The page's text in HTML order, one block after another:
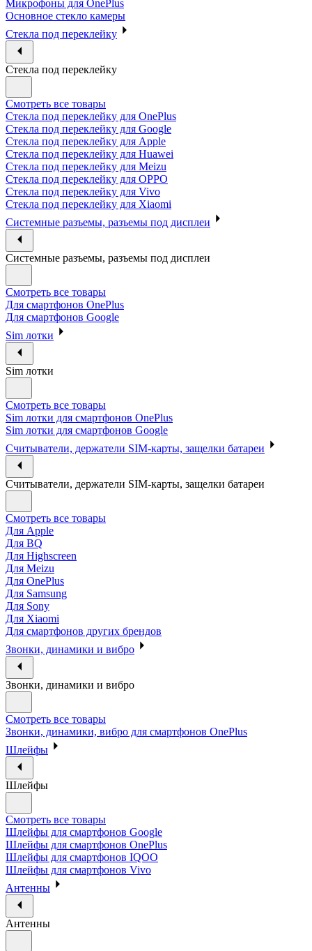
Микрофоны для OnePlus
Основное стекло камеры
Стекла под переклейку
Стекла под переклейку
Смотреть все товары
Стекла под переклейку для OnePlus
Стекла под переклейку для Google
Стекла под переклейку для Apple
Стекла под переклейку для Huawei
Стекла под переклейку для Meizu
Стекла под переклейку для OPPO
Стекла под переклейку для Vivo
Стекла под переклейку для Xiaomi
Системные разъемы, разъемы под дисплеи
Системные разъемы, разъемы под дисплеи
Смотреть все товары
Для смартфонов OnePlus
Для смартфонов Google
Sim лотки
Sim лотки
Смотреть все товары
Sim лотки для смартфонов OnePlus
Sim лотки для смартфонов Google
Считыватели, держатели SIM-карты, защелки батареи
Считыватели, держатели SIM-карты, защелки батареи
Смотреть все товары
Для Apple
Для BQ
Для Highscreen
Для Meizu
Для OnePlus
Для Samsung
Для Sony
Для Xiaomi
Для смартфонов других брендов
Звонки, динамики и вибро
Звонки, динамики и вибро
Смотреть все товары
Звонки, динамики, вибро для смартфонов OnePlus
Шлейфы
Шлейфы
Смотреть все товары
Шлейфы для смартфонов Google
Шлейфы для смартфонов OnePlus
Шлейфы для смартфонов IQOO
Шлейфы для смартфонов Vivo
Антенны
Антенны